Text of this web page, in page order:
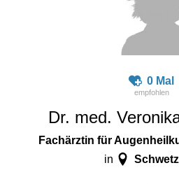
0 Mal
Dr. med.
Fachärztin für
in